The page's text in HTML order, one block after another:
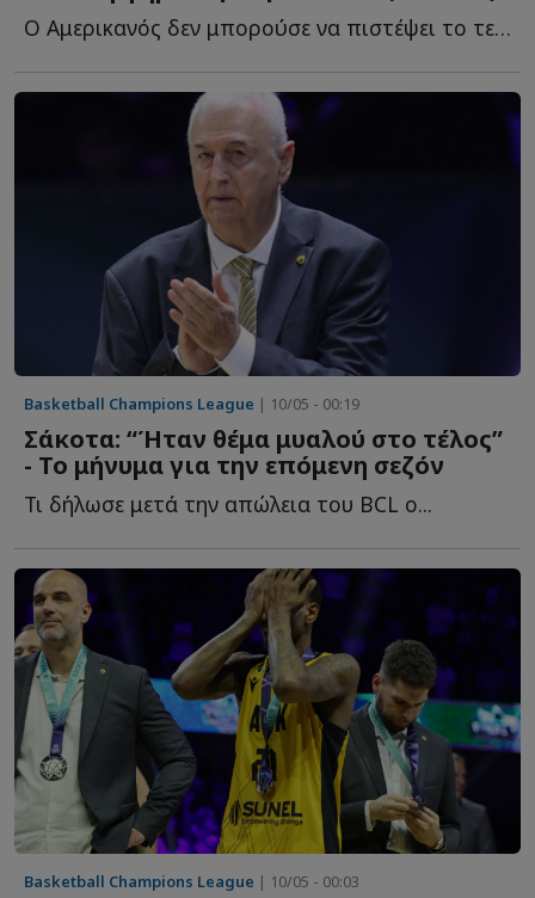
Ο Αμερικανός δεν μπορούσε να πιστέψει το τελικό αποτέλεσμα κ...
Basketball Champions League | 10/05 - 00:19
Σάκοτα: “Ήταν θέμα μυαλού στο τέλος”
- Το μήνυμα για την επόμενη σεζόν
Τι δήλωσε μετά την απώλεια του ΒCL ο...
Basketball Champions League | 10/05 - 00:03